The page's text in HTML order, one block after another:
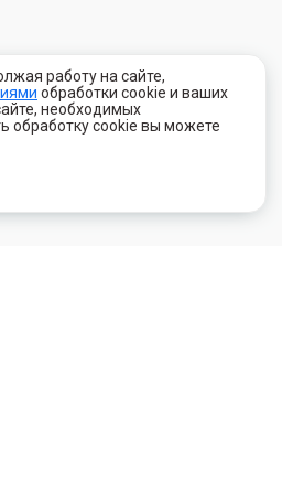
работу на сайте,
обработки cookie и ваших
необходимых
обработку cookie вы можете